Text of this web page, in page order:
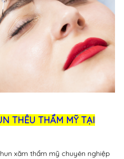
THÊU THẨM MỸ TẠI
xăm thẩm mỹ chuyên nghiệp